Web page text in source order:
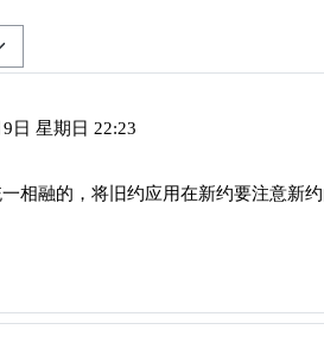
日 星期日 22:23
一相融的，将旧约应用在新约要注意新